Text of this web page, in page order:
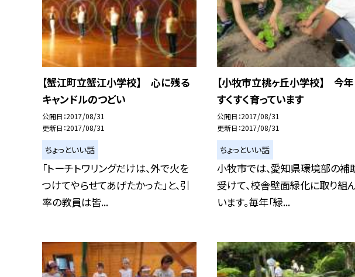
【蟹江町立蟹江小学校】 心に残る
キャンドルのつどい
公開日 2017/08/31
更新日 2017/08/31
ちょっといい話
「トーチトワリングだけは、外で火を
つけてやらせてあげたかった」と、引
率の教員は皆...
【小牧市立桃ヶ丘小学校】 今
すくすく育っています
公開日 2017/08/31
更新日 2017/08/31
ちょっといい話
小牧市では、愛知県環境部の補
受けて、校舎壁面緑化に取り組
います。毎年「緑...